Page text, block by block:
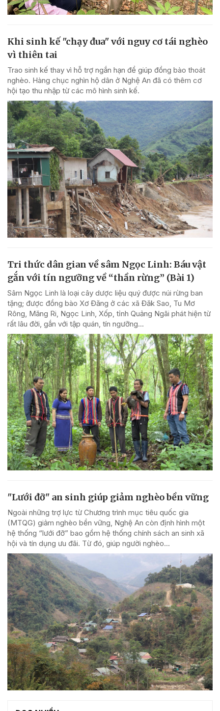
Khi sinh kế "chạy đua" với nguy cơ tái nghèo
vì thiên tai
Trao sinh kế thay vì hỗ trợ ngắn hạn để giúp đồng bào thoát
nghèo. Hàng chục nghìn hộ dân ở Nghệ An đã có thêm cơ
hội tạo thu nhập từ các mô hình sinh kế.
Tri thức dân gian về sâm Ngọc Linh: Báu vật
gắn với tín ngưỡng về “thần rừng” (Bài 1)
Sâm Ngọc Linh là loại cây dược liệu quý được núi rừng ban
tặng; được đồng bào Xơ Đăng ở các xã Đăk Sao, Tu Mơ
Rông, Măng Ri, Ngọc Linh, Xốp, tỉnh Quảng Ngãi phát hiện từ
rất lâu đời, gắn với tập quán, tín ngưỡng...
"Lưới đỡ" an sinh giúp giảm nghèo bền vững
Ngoài những trợ lực từ Chương trình mục tiêu quốc gia
(MTQG) giảm nghèo bền vững, Nghệ An còn định hình một
hệ thống “lưới đỡ” bao gồm hệ thống chính sách an sinh xã
hội và tín dụng ưu đãi. Từ đó, giúp người nghèo...